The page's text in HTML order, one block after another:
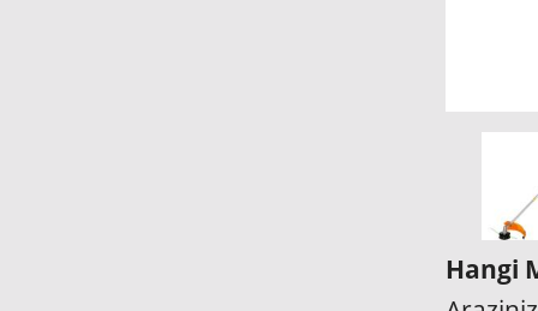
Hangi